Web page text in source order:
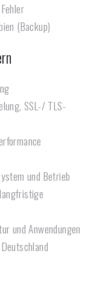
(Backup)
SSL-/ TLS-
und Betrieb
und Anwendungen